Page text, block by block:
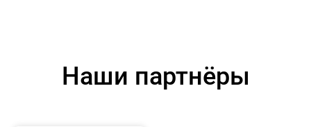
Наши партнёры